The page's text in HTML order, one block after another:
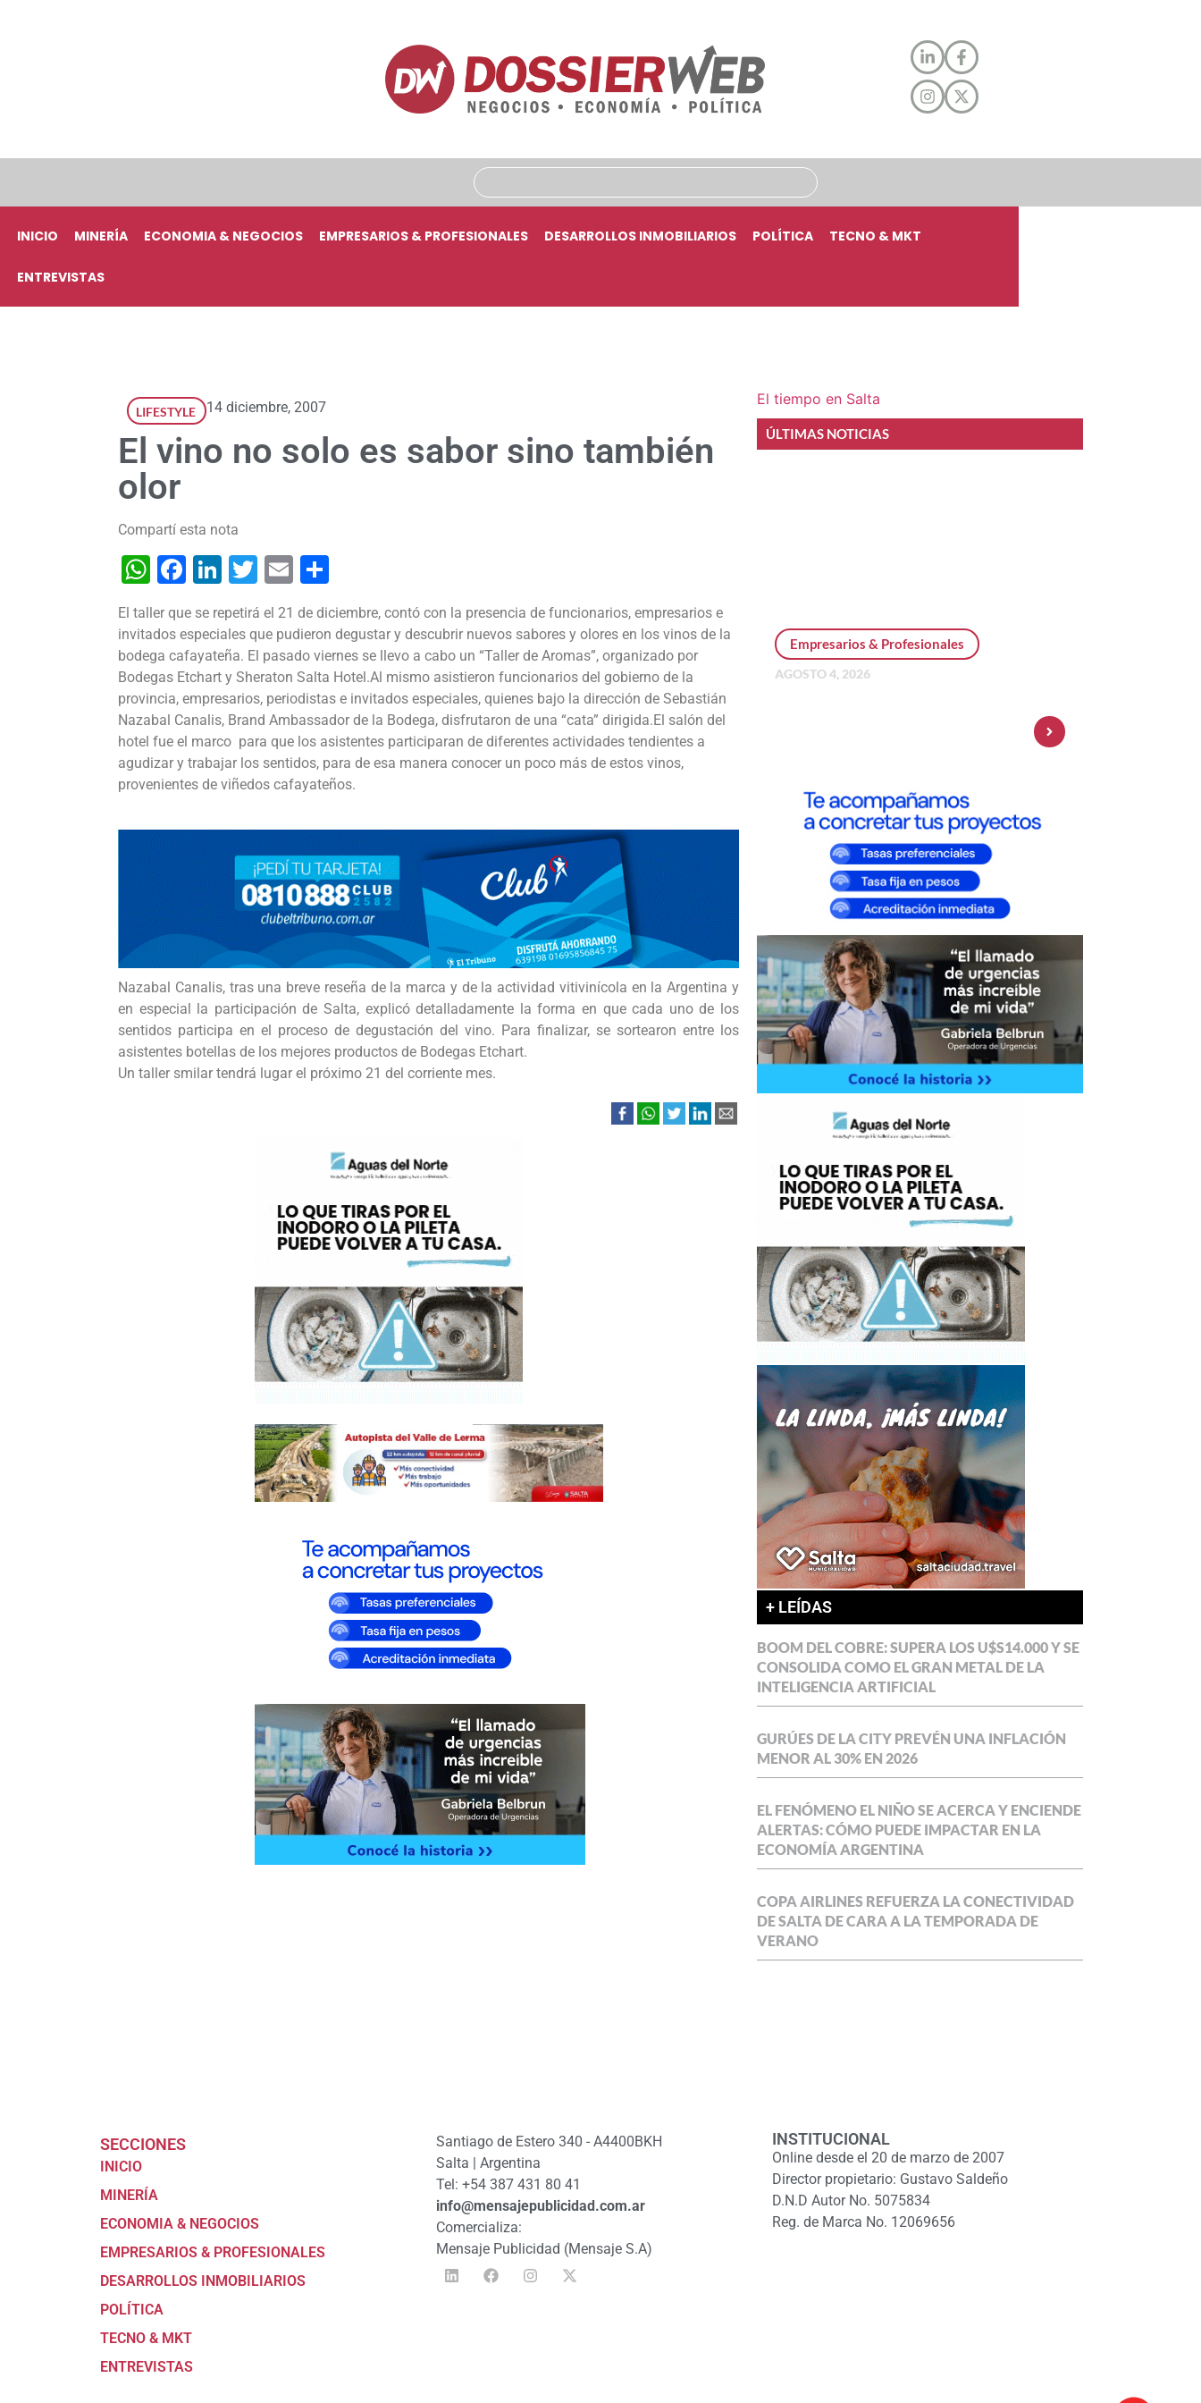
INICIO MINERÍA ECONOMIA & NEGOCIOS EMPRESARIOS & PROFESIONALES DESARROLLOS INMOBILIARIOS POLÍTICA TECNO & MKT
ENTREVISTAS
LIFESTYLE 14 diciembre, 2007
El vino no solo es sabor sino también
olor
Compartí esta nota
WhatsApp
Facebook
LinkedIn
Twitter
Email
El taller que se repetirá el 21 de diciembre, contó con la presencia de funcionarios, empresarios e
invitados especiales que pudieron degustar y descubrir nuevos sabores y olores en los vinos de la
bodega cafayateña. El pasado viernes se llevo a cabo un “Taller de Aromas”, organizado por
Bodegas Etchart y Sheraton Salta Hotel.Al mismo asistieron funcionarios del gobierno de la
provincia, empresarios, periodistas e invitados especiales, quienes bajo la dirección de Sebastián
Nazabal Canalis, Brand Ambassador de la Bodega, disfrutaron de una “cata” dirigida.El salón del
hotel fue el marco para que los asistentes participaran de diferentes actividades tendientes a
agudizar y trabajar los sentidos, para de esa manera conocer un poco más de estos vinos,
provenientes de viñedos cafayateños.
Nazabal Canalis, tras una breve reseña de la marca y de la actividad vitivinícola en la Argentina y
en especial la participación de Salta, explicó detalladamente la forma en que cada uno de los
sentidos participa en el proceso de degustación del vino. Para finalizar, se sortearon entre los
asistentes botellas de los mejores productos de Bodegas Etchart.
Un taller smilar tendrá lugar el próximo 21 del corriente mes.
El tiempo en Salta
ÚLTIMAS NOTICIAS
Empresarios & Profesionales
AGOSTO 4, 2026
+ LEÍDAS
BOOM DEL COBRE: SUPERA LOS U$S14.000 Y SE
CONSOLIDA COMO EL GRAN METAL DE LA
INTELIGENCIA ARTIFICIAL
GURÚES DE LA CITY PREVÉN UNA INFLACIÓN
MENOR AL 30% EN 2026
EL FENÓMENO EL NIÑO SE ACERCA Y ENCIENDE
ALERTAS: CÓMO PUEDE IMPACTAR EN LA
ECONOMÍA ARGENTINA
COPA AIRLINES REFUERZA LA CONECTIVIDAD
DE SALTA DE CARA A LA TEMPORADA DE
VERANO
SECCIONES
INICIO
MINERÍA
ECONOMIA & NEGOCIOS
EMPRESARIOS & PROFESIONALES
DESARROLLOS INMOBILIARIOS
POLÍTICA
TECNO & MKT
ENTREVISTAS
Santiago de Estero 340 - A4400BKH
Salta | Argentina
Tel: +54 387 431 80 41
info@mensajepublicidad.com.ar
Comercializa:
Mensaje Publicidad (Mensaje S.A)
INSTITUCIONAL
Online desde el 20 de marzo de 2007
Director propietario: Gustavo Saldeño
D.N.D Autor No. 5075834
Reg. de Marca No. 12069656